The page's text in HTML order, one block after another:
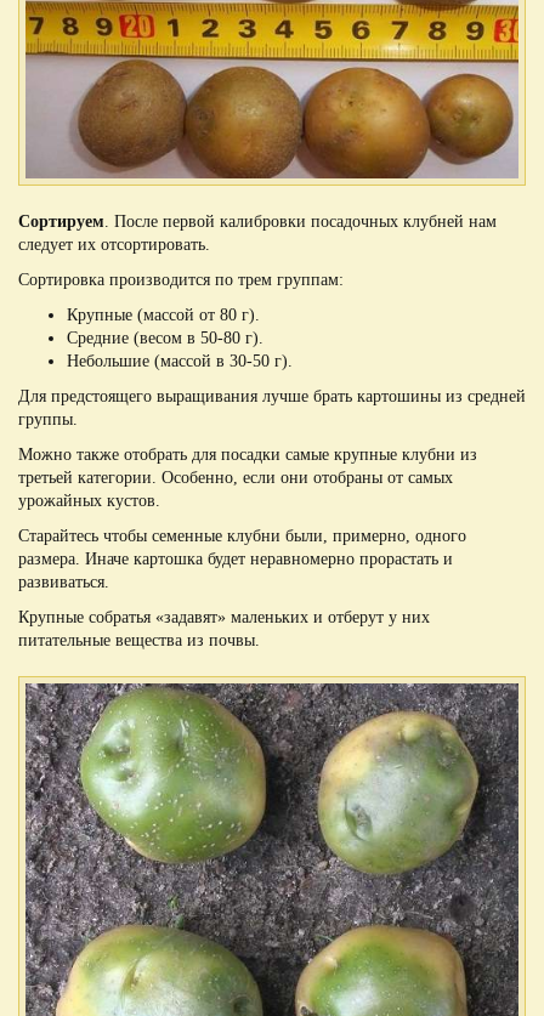
Сортируем. После первой калибровки посадочных клубней нам
следует их отсортировать.
Сортировка производится по трем группам:
Крупные (массой от 80 г).
Средние (весом в 50-80 г).
Небольшие (массой в 30-50 г).
Для предстоящего выращивания лучше брать картошины из средней
группы.
Можно также отобрать для посадки самые крупные клубни из
третьей категории. Особенно, если они отобраны от самых
урожайных кустов.
Старайтесь чтобы семенные клубни были, примерно, одного
размера. Иначе картошка будет неравномерно прорастать и
развиваться.
Крупные собратья «задавят» маленьких и отберут у них
питательные вещества из почвы.